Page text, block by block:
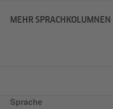
MEHR SPRACHKOLUMNEN
Sprache